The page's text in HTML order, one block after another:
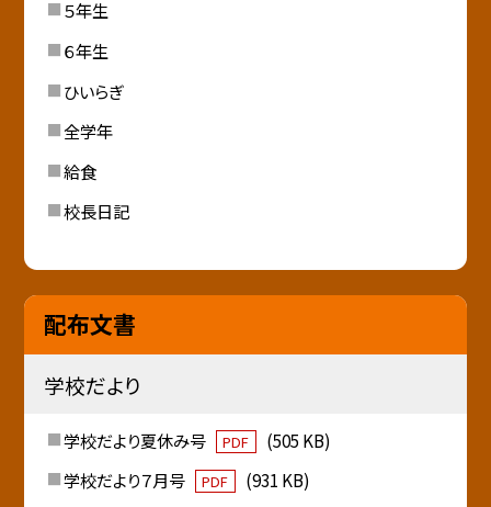
５年生
６年生
ひいらぎ
全学年
給食
校長日記
配布文書
学校だより
学校だより夏休み号 PDF
(505 KB)
学校だより７月号
PDF
(931 KB)